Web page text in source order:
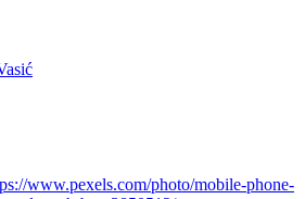
www.pexels.com/photo/mobile-phone-